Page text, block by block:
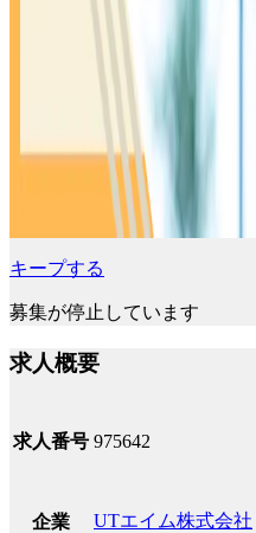
キープする
募集が停止しています
求人概要
求人番号 975642
企業 UTエイム株式会社